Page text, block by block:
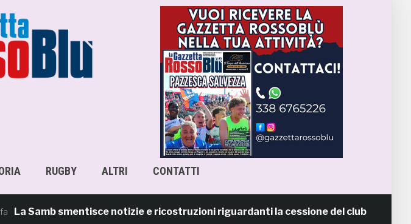
RUGBY ALTRI CONTATTI
smentisce notizie e ricostruzioni riguardanti la cessione del club. COMUNICATO